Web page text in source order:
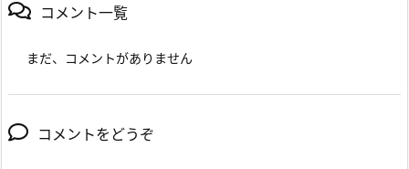
コメント一覧
まだ、コメントがありません
コメントをどうぞ